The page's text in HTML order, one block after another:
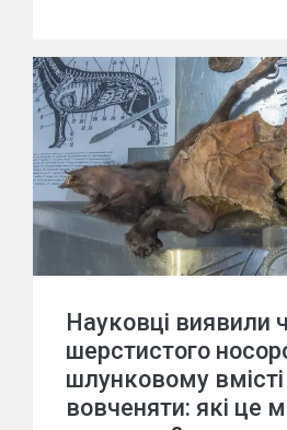
Науковці виявили
шерстистого
шлунковому вмісті
вовченяти: які це